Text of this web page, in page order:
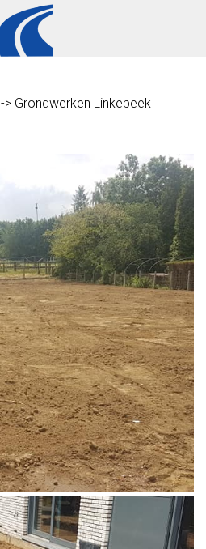
-> Grondwerken Linkebeek